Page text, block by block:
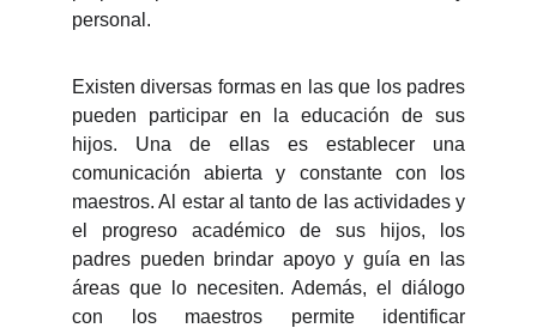
personal.
Existen diversas formas en las que los padres
pueden participar en la educación de sus
hijos. Una de ellas es establecer una
comunicación abierta y constante con los
maestros. Al estar al tanto de las actividades y
el progreso académico de sus hijos, los
padres pueden brindar apoyo y guía en las
áreas que lo necesiten. Además, el diálogo
con los maestros permite identificar